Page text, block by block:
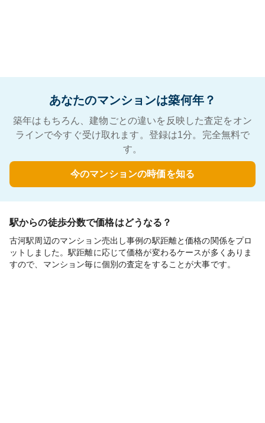
あなたのマンションは築何年？
築年はもちろん、建物ごとの違いを反映した査定をオン
ラインで今すぐ受け取れます。登録は1分。完全無料で
す。
今のマンションの時価を知る
駅からの徒歩分数で価格はどうなる？
古河駅周辺のマンション売出し事例の駅距離と価格の関係をプロ
ットしました。駅距離に応じて価格が変わるケースが多くありま
すので、マンション毎に個別の査定をすることが大事です。